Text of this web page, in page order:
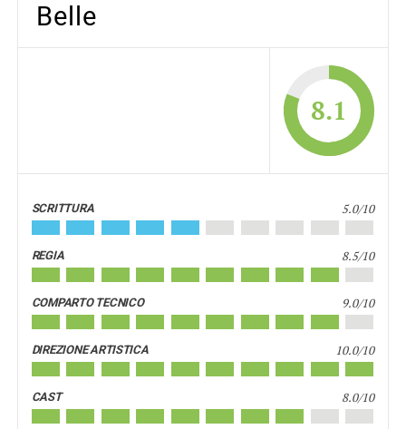
Belle
8.1
SCRITTURA 5.0/10
REGIA 8.5/10
COMPARTO TECNICO 9.0/10
DIREZIONE ARTISTICA 10.0/10
CAST 8.0/10